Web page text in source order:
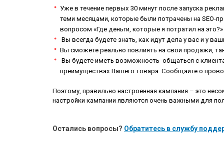
Уже в течение первых 30 минут после запуска
теми месяцами, которые были потрачены на SEO-
вопросом «Где деньги, которые я потратил на это?»
Вы всегда будете знать, как идут дела у вас и у
Вы сможете реально повлиять на свои продажи,
Вы будете иметь возможность общаться с
преимуществах Вашего товара. Сообщайте о
Поэтому, правильно настроенная кампания – это
настройки кампании являются очень важными для
Остались вопросы? Обратитесь в службу